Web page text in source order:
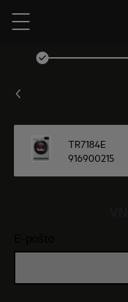
Menu
TR7184E
916900215